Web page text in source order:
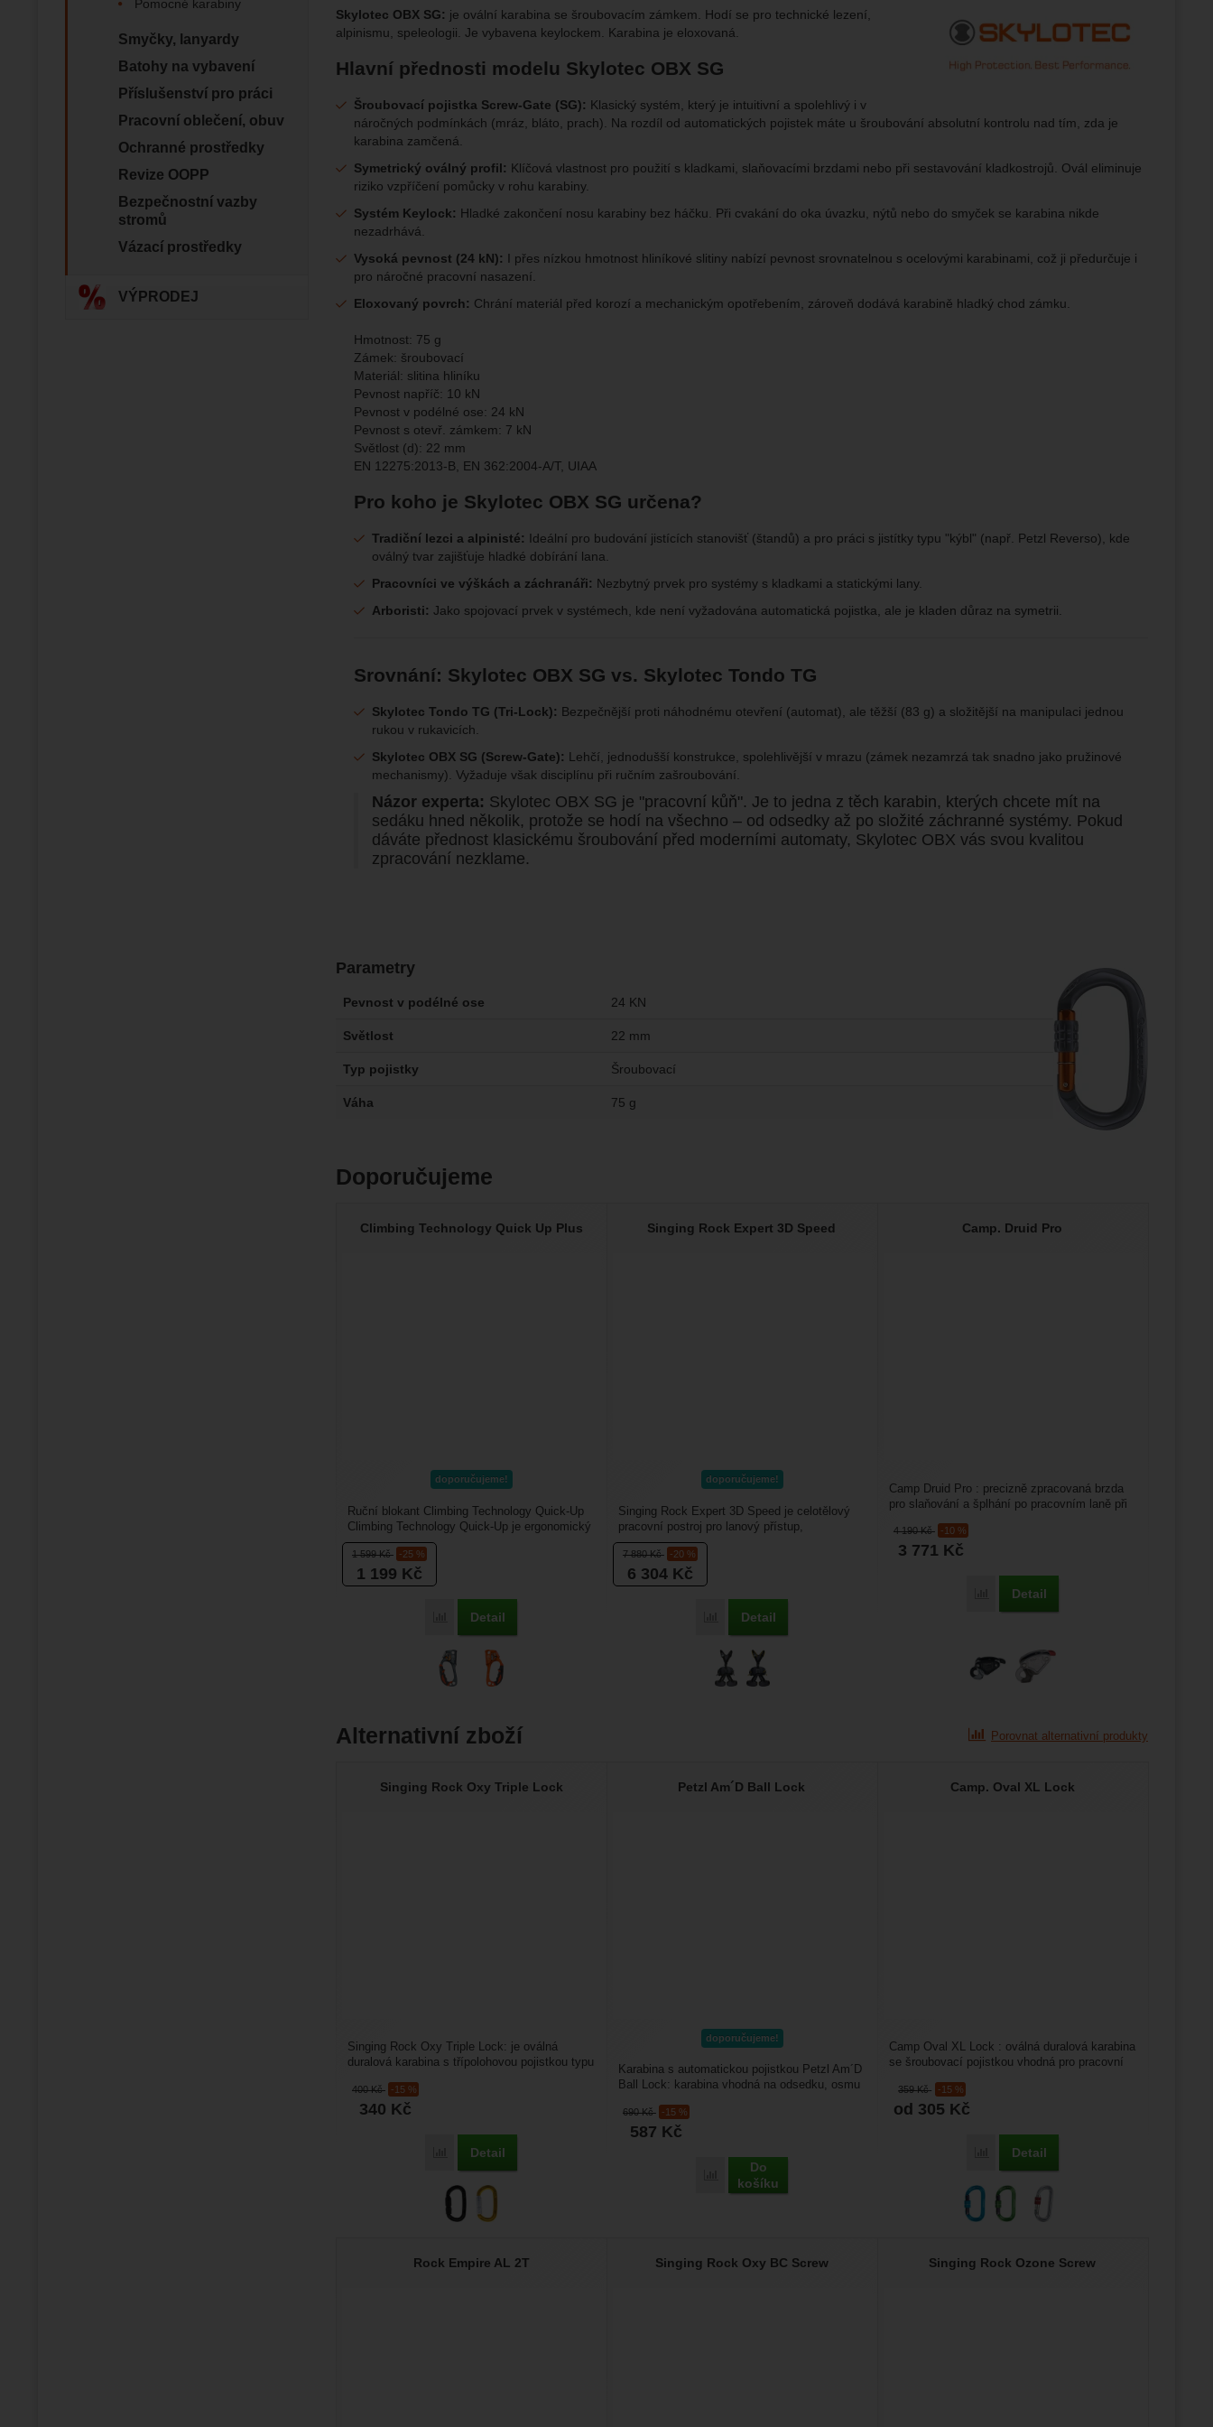
Zobrazit
zapamatovat vaše nastavení, mohou vám pomoci s vyplňováním formulářů, umožní
nám zobrazit služby jako je chat a podobně.
Analytické
Analytické- abychom věděli, jak se na webu chováte, a mohli náš web dále zlepšovat
Zobrazit
Tyto cookies nám umožňují měření výkonu našeho webu i našich reklamních kampaní.
Jejich pomocí určujeme počet návštěv a zdroje návštěv našich internetových stránek.
Data získaná pomocí těchto cookies zpracováváme souhrnně a anonymně, takže
Marketingové
Marketingové- abychom vás neobtěžovali nevhodnou reklamou.
Povoleno
vhodné obsahy nebo reklamy jak na našich stránkách, tak na stránkách třetích stran.
Skylotec OBX SG: je ovální karabina se šroubovacím zámkem.
Hodí se pro technické lezení,
alpinismu, speleologii. Je vybavena keylockem. Karabina je eloxovaná.
Hlavní přednosti modelu Skylotec OBX SG
Šroubovací pojistka Screw-Gate (SG): Klasický systém, který je intuitivní a spolehlivý i v
náročných podmínkách (mráz, bláto, prach). Na rozdíl od automatických pojistek máte u šroubování absolutní kontrolu nad tím, zda je
karabina zamčená.
Symetrický oválný profil: Klíčová vlastnost pro použití s kladkami, slaňovacími brzdami nebo při sestavování kladkostrojů. Ovál eliminuje
riziko vzpříčení pomůcky v rohu karabiny.
Systém Keylock: Hladké zakončení nosu karabiny bez háčku. Při cvakání do oka úvazku, nýtů nebo do smyček se karabina nikde
nezadrhává.
Vysoká pevnost (24 kN): I přes nízkou hmotnost hliníkové slitiny nabízí pevnost srovnatelnou s ocelovými karabinami, což ji předurčuje i
pro náročné pracovní nasazení.
Eloxovaný povrch: Chrání materiál před korozí a mechanickým opotřebením, zároveň dodává karabině hladký chod zámku.
Hmotnost: 75 g
Zámek: šroubovací
Materiál: slitina hliníku
Pevnost napříč: 10 kN
Pevnost v podélné ose: 24 kN
Pevnost s otevř. zámkem: 7 kN
Světlost (d): 22 mm
EN 12275:2013-B, EN 362:2004-A/T, UIAA
Pro koho je Skylotec OBX SG určena?
Tradiční lezci a alpinisté: Ideální pro budování jistících stanovišť (štandů) a pro práci s jistítky typu "kýbl" (např. Petzl Reverso), kde
oválný tvar zajišťuje hladké dobírání lana.
Pracovníci ve výškách a záchranáři: Nezbytný prvek pro systémy s kladkami a statickými lany.
Arboristi: Jako spojovací prvek v systémech, kde není vyžadována automatická pojistka, ale je kladen důraz na symetrii.
Srovnání: Skylotec OBX SG vs. Skylotec Tondo TG
Skylotec Tondo TG (Tri-Lock): Bezpečnější proti náhodnému otevření (automat), ale těžší (83 g) a složitější na manipulaci jednou
rukou v rukavicích.
Skylotec OBX SG (Screw-Gate): Lehčí, jednodušší konstrukce, spolehlivější v mrazu (zámek nezamrzá tak snadno jako pružinové
mechanismy). Vyžaduje však disciplínu při ručním zašroubování.
Názor experta: Skylotec OBX SG je "pracovní kůň". Je to jedna z těch karabin, kterých chcete mít na
sedáku hned několik, protože se hodí na všechno – od odsedky až po složité záchranné systémy. Pokud
dáváte přednost klasickému šroubování před moderními automaty, Skylotec OBX vás svou kvalitou
zpracování nezklame.
Parametry
Pevnost v podélné ose 24 KN
Světlost 22 mm
Typ pojistky Šroubovací
Váha 75 g
Doporučujeme
Climbing Technology Quick Up Plus
doporučujeme!
1 599Kč -25 %
1 199 Kč
Porovnat
Detail
Ruční blokant Climbing Technology Quick-Up
Climbing Technology Quick-Up je ergonomický
ruční blokant...
Singing Rock Expert 3D Speed
doporučujeme!
7 880Kč -20 %
6 304 Kč
Porovnat
Detail
Singing Rock Expert 3D Speed je celotělový
pracovní postroj pro lanový přístup,
polohování, zachycení...
Camp. Druid Pro
4 190Kč -10 %
3 771 Kč
Porovnat
Detail
Camp Druid Pro : precizně zpracovaná brzda
pro slaňování a šplhání po pracovním laně při
Alternativní zboží Porovnat alternativní produkty
Singing Rock Oxy Triple Lock
400Kč -15 %
340 Kč
Porovnat
Detail
Singing Rock Oxy Triple Lock: je oválná
duralová karabina s třípolohovou pojistkou typu
Petzl Am´D Ball Lock
doporučujeme!
690Kč -15 %
587 Kč
Porovnat
Do
košíku
Karabina s automatickou pojistkou Petzl Am´D
Ball Lock: karabina vhodná na odsedku, osmu
Camp. Oval XL Lock
359Kč -15 %
od 305 Kč
Porovnat
Detail
Camp Oval XL Lock : oválná duralová karabina
se šroubovací pojistkou vhodná pro pracovní
Rock Empire AL 2T Singing Rock Oxy BC Screw Singing Rock Ozone Screw
Pomocné karabiny
Smyčky, lanyardy
Batohy na vybavení
Příslušenství pro práci
Pracovní oblečení, obuv
Ochranné prostředky
Revize OOPP
Bezpečnostní vazby
stromů
Vázací prostředky
VÝPRODEJ